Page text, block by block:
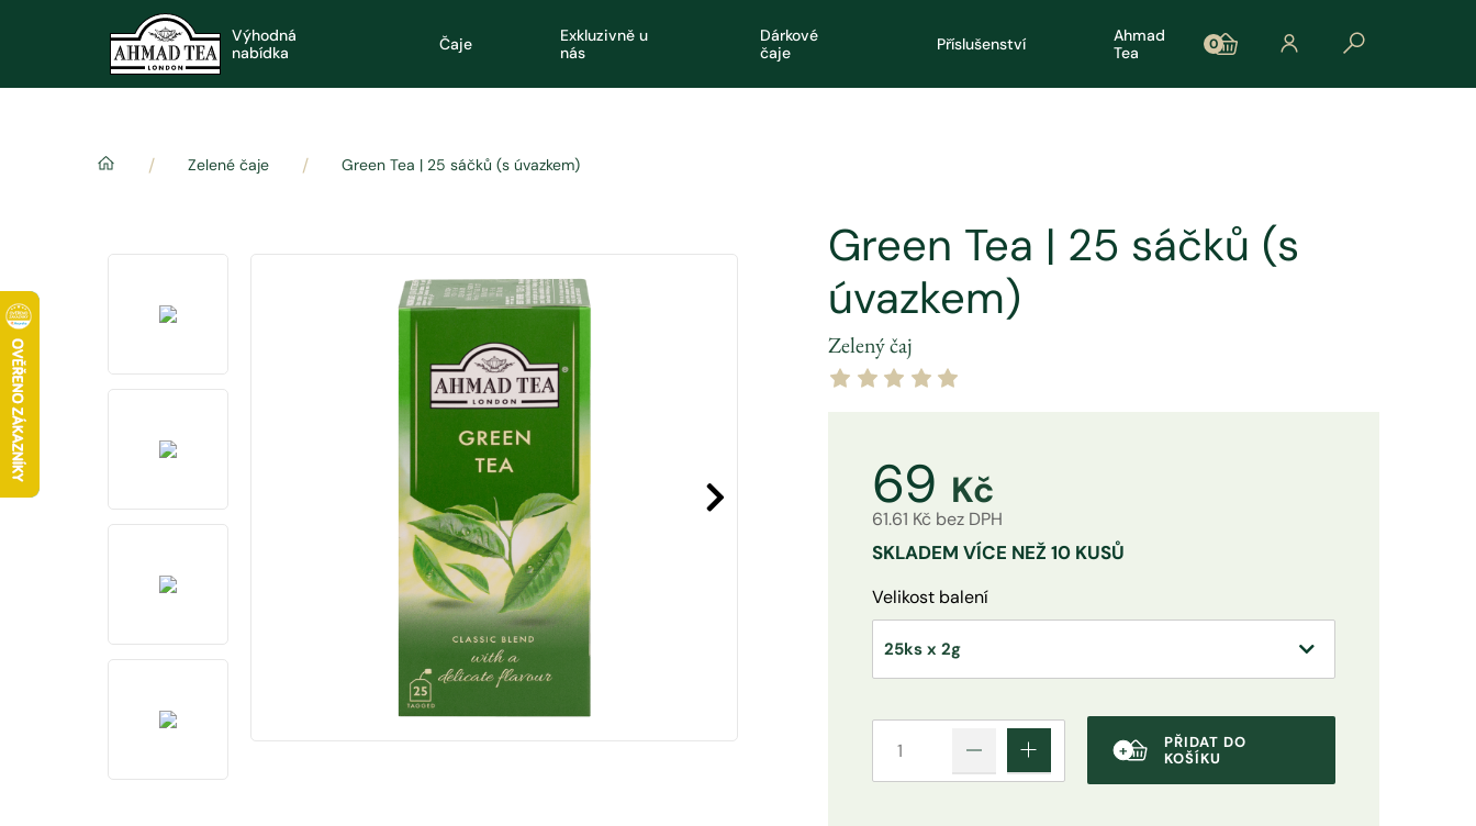
Výhodná
nabídka
Čaje
Exkluzivně u
nás
Dárkové
čaje
Příslušenství
Ahmad
Tea
0
/ Zelené čaje / Green Tea | 25 sáčků (s úvazkem)
Green Tea | 25 sáčků (s
úvazkem)
Zelený čaj
69 Kč
61.61 Kč bez DPH
SKLADEM VÍCE NEŽ 10 KUSŮ
Velikost balení
PŘIDAT DO
KOŠÍKU